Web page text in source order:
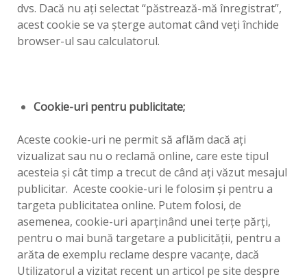
dvs. Dacă nu aţi selectat “păstrează-mă înregistrat”,
acest cookie se va şterge automat când veţi închide
browser-ul sau calculatorul.
Cookie-uri pentru publicitate;
Aceste cookie-uri ne permit să aflăm dacă aţi
vizualizat sau nu o reclamă online, care este tipul
acesteia şi cât timp a trecut de când aţi văzut mesajul
publicitar. Aceste cookie-uri le folosim şi pentru a
targeta publicitatea online. Putem folosi, de
asemenea, cookie-uri aparţinând unei terţe părţi,
pentru o mai bună targetare a publicităţii, pentru a
arăta de exemplu reclame despre vacanţe, dacă
Utilizatorul a vizitat recent un articol pe site despre